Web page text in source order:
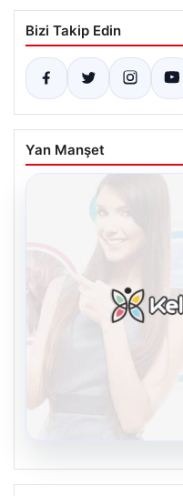
Bizi Takip Edin
Yan Manşet
Kelebek sohbet